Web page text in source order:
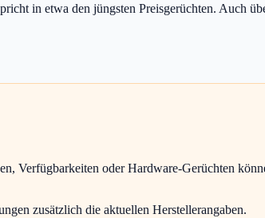
in etwa den jüngsten Preisgerüchten. Auch
Verfügbarkeiten oder Hardware-Gerüchten
zusätzlich die aktuellen Herstellerangaben.